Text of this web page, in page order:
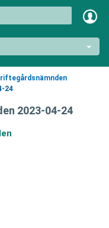
24
2023-04-24